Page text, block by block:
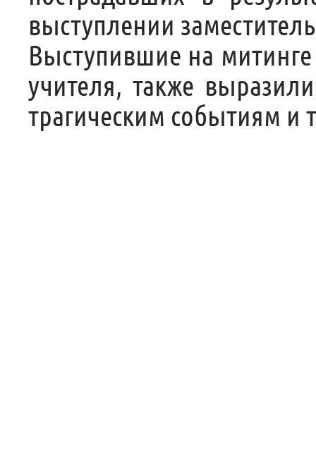
выступлении
Выступившие на
учителя, также
трагическим событиям и